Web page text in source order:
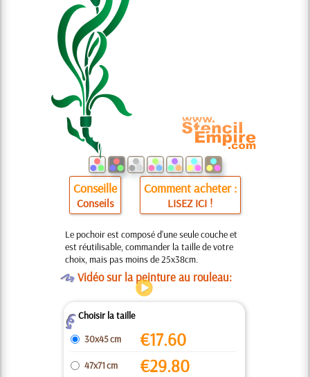
Conseille
Conseils
Comment acheter :
LISEZ ICI !
Le pochoir est composé d'une seule couche et
est réutilisable, commander la taille de votre
choix, mais pas moins de 25x38cm.
OVidéo sur la peinture au rouleau:
ZChoisir la taille
30x45 cm
€17.60
47x71 cm €29.80